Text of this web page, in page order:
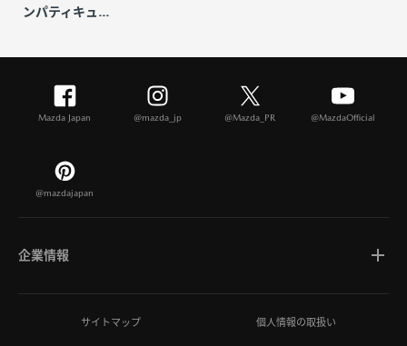
ンパティキュ...
Mazda Japan @mazda_jp @Mazda_PR @MazdaOfficial
@mazdajapan
企業情報
マツダについてサイトマップ 個人情報の取扱い